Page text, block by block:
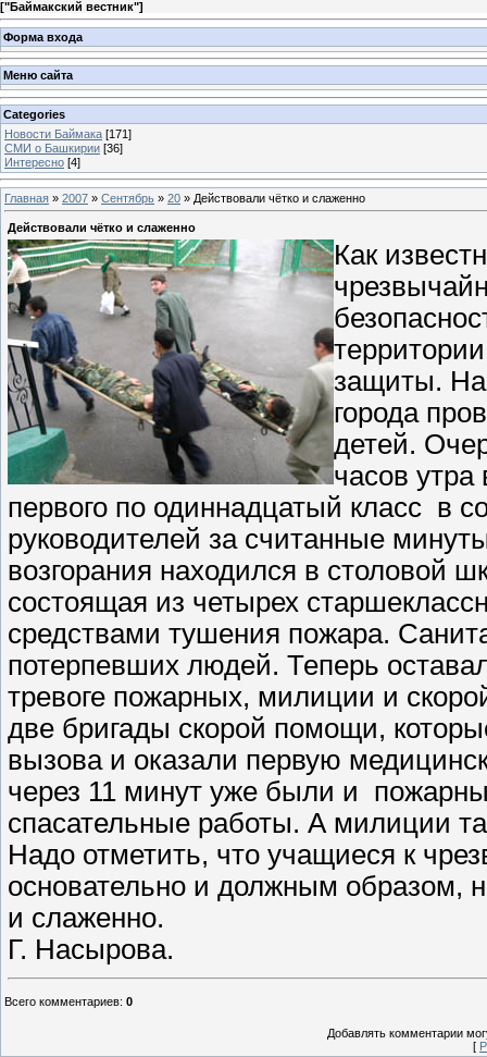
["Баймакский вестник"]
Форма входа
Меню сайта
Categories
Новости Баймака [171]
СМИ о Башкирии [36]
Интересно [4]
Главная » 2007 » Сентябрь » 20 » Действовали чётко и слаженно
Действовали чётко и слаженно
Как
защиты. На
города
детей.
часов
первого по одиннадцатый класс в
руководителей за считанные
возгорания находился в столовой
состоящая из четырех
средствами тушения пожара.
потерпевших людей. Теперь
тревоге пожарных, милиции и
две бригады скорой помощи,
вызова и оказали первую
через 11 минут уже были и
спасательные работы. А милиции
Надо отметить, что учащиеся к
основательно и должным образом,
и слаженно.
Г. Насырова.
Всего комментариев: 0
Добавлять комментарии
[